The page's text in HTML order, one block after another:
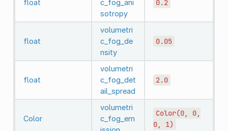
float
c_fog_ani
sotropy
0.2
float
volumetri
c_fog_de
nsity
0.05
float
volumetri
c_fog_det
ail_spread
2.0
Color
volumetri
c_fog_em
Color(0,
0,
0,
1)